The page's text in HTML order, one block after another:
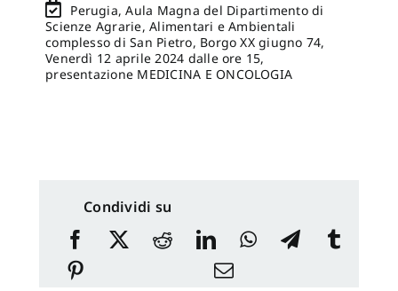
Perugia, Aula Magna del Dipartimento di
Scienze Agrarie, Alimentari e Ambientali
complesso di San Pietro, Borgo XX giugno 74,
Venerdì 12 aprile 2024 dalle ore 15,
presentazione MEDICINA E ONCOLOGIA
Condividi su